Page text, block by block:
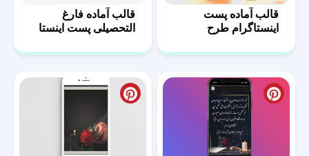
قالب آماده پست
اینستاگرام طرح
قالب آماده فارغ
التحصیلی پست اینستا